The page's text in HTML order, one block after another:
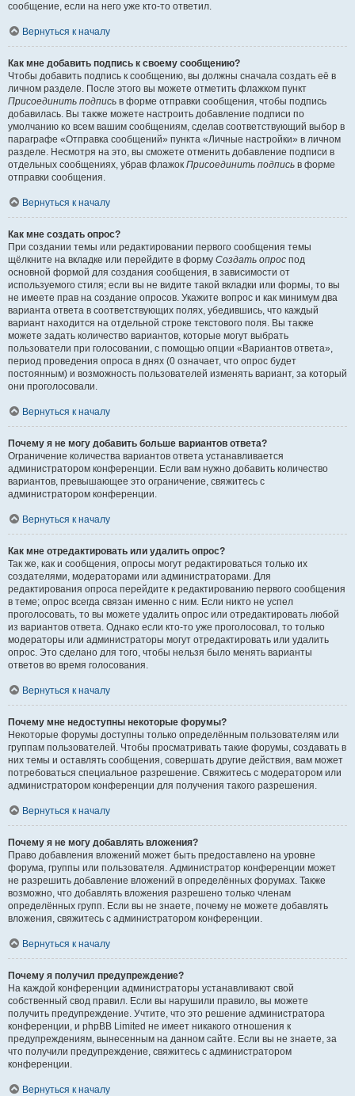
сообщение, если на него уже кто-то ответил.
Вернуться к началу
Как мне добавить подпись к своему сообщению?
Чтобы добавить подпись к сообщению, вы должны сначала создать её в
личном разделе. После этого вы можете отметить флажком пункт
Присоединить подпись в форме отправки сообщения, чтобы подпись
добавилась. Вы также можете настроить добавление подписи по
умолчанию ко всем вашим сообщениям, сделав соответствующий выбор в
параграфе «Отправка сообщений» пункта «Личные настройки» в личном
разделе. Несмотря на это, вы сможете отменить добавление подписи в
отдельных сообщениях, убрав флажок Присоединить подпись в форме
отправки сообщения.
Вернуться к началу
Как мне создать опрос?
При создании темы или редактировании первого сообщения темы
щёлкните на вкладке или перейдите в форму Создать опрос под
основной формой для создания сообщения, в зависимости от
используемого стиля; если вы не видите такой вкладки или формы, то вы
не имеете прав на создание опросов. Укажите вопрос и как минимум два
варианта ответа в соответствующих полях, убедившись, что каждый
вариант находится на отдельной строке текстового поля. Вы также
можете задать количество вариантов, которые могут выбрать
пользователи при голосовании, с помощью опции «Вариантов ответа»,
период проведения опроса в днях (0 означает, что опрос будет
постоянным) и возможность пользователей изменять вариант, за который
они проголосовали.
Вернуться к началу
Почему я не могу добавить больше вариантов ответа?
Ограничение количества вариантов ответа устанавливается
администратором конференции. Если вам нужно добавить количество
вариантов, превышающее это ограничение, свяжитесь с
администратором конференции.
Вернуться к началу
Как мне отредактировать или удалить опрос?
Так же, как и сообщения, опросы могут редактироваться только их
создателями, модераторами или администраторами. Для
редактирования опроса перейдите к редактированию первого сообщения
в теме; опрос всегда связан именно с ним. Если никто не успел
проголосовать, то вы можете удалить опрос или отредактировать любой
из вариантов ответа. Однако если кто-то уже проголосовал, то только
модераторы или администраторы могут отредактировать или удалить
опрос. Это сделано для того, чтобы нельзя было менять варианты
ответов во время голосования.
Вернуться к началу
Почему мне недоступны некоторые форумы?
Некоторые форумы доступны только определённым пользователям или
группам пользователей. Чтобы просматривать такие форумы, создавать в
них темы и оставлять сообщения, совершать другие действия, вам может
потребоваться специальное разрешение. Свяжитесь с модератором или
администратором конференции для получения такого разрешения.
Вернуться к началу
Почему я не могу добавлять вложения?
Право добавления вложений может быть предоставлено на уровне
форума, группы или пользователя. Администратор конференции может
не разрешить добавление вложений в определённых форумах. Также
возможно, что добавлять вложения разрешено только членам
определённых групп. Если вы не знаете, почему не можете добавлять
вложения, свяжитесь с администратором конференции.
Вернуться к началу
Почему я получил предупреждение?
На каждой конференции администраторы устанавливают свой
собственный свод правил. Если вы нарушили правило, вы можете
получить предупреждение. Учтите, что это решение администратора
конференции, и phpBB Limited не имеет никакого отношения к
предупреждениям, вынесенным на данном сайте. Если вы не знаете, за
что получили предупреждение, свяжитесь с администратором
конференции.
Вернуться к началу